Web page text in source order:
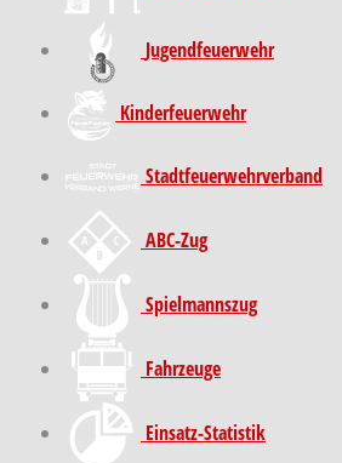
Jugendfeuerwehr
Kinder­feuer­wehr
Stadt­feuer­wehr­verband
ABC-Zug
Spielmannszug
Fahrzeuge
Einsatz-Statistik